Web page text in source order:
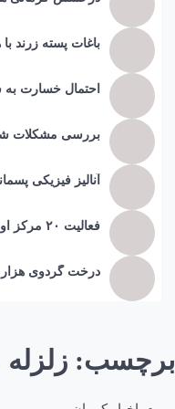
باغات پسته زرند
احتمال خسارت به
بررسی مشکلات
آنالیز فیزیکی
فعالیت ۲۰ مرکز اورژانس اجتماعی در استان کرمان
درخت گردوی
برچسب: